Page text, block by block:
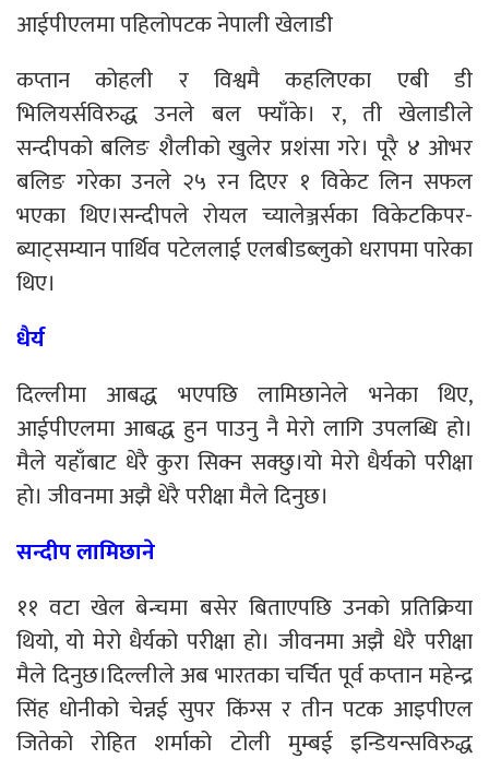
आईपीएलमा पहिलोपटक नेपाली खेलाडी
कप्तान कोहली र विश्वमै कहलिएका एबी डी
भिलियर्सविरुद्ध उनले बल फ्याँके। र, ती खेलाडीले
सन्दीपको बलिङ शैलीको खुलेर प्रशंसा गरे। पूरै ४ ओभर
बलिङ गरेका उनले २५ रन दिएर १ विकेट लिन सफल
भएका थिए।सन्दीपले रोयल च्यालेञ्जर्सका विकेटकिपर-
ब्याट्सम्यान पार्थ‌िव पटेललाई एलबीडब्लुको धरापमा पारेका
थिए।
धैर्य
दिल्लीमा आबद्ध भएपछि लामिछानेले भनेका थिए,
आईपीएलमा आबद्ध हुन पाउनु नै मेरो लागि उपलब्धि हो।
मैले यहाँबाट धेरै कुरा सिक्न सक्छु।यो मेरो धैर्यको परीक्षा
हो। जीवनमा अझै धेरै परीक्षा मैले दिनुछ।
सन्दीप लामिछाने
११ वटा खेल बेन्चमा बसेर बिताएपछि उनको प्रतिक्रिया
थियो, यो मेरो धैर्यको परीक्षा हो। जीवनमा अझै धेरै परीक्षा
मैले दिनुछ।दिल्लीले अब भारतका चर्चित पूर्व कप्तान महेन्द्र
सिंह धोनीको चेन्नई सुपर किंग्स र तीन पटक आइपीएल
जितेको रोहित शर्माको टोली मुम्बई इन्डियन्सविरुद्ध